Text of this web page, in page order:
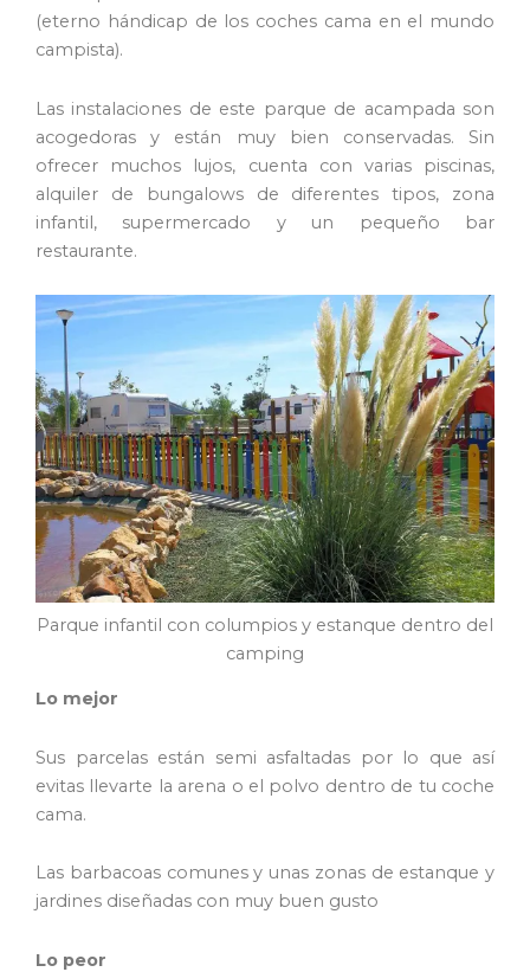
(eterno hándicap de los coches cama en el mundo
campista).
Las instalaciones de este parque de acampada son
acogedoras y están muy bien conservadas. Sin
ofrecer muchos lujos, cuenta con varias piscinas,
alquiler de bungalows de diferentes tipos, zona
infantil, supermercado y un pequeño bar
restaurante.
Parque infantil con columpios y estanque dentro del
camping
Lo mejor
Sus parcelas están semi asfaltadas por lo que así
evitas llevarte la arena o el polvo dentro de tu coche
cama.
Las barbacoas comunes y unas zonas de estanque y
jardines diseñadas con muy buen gusto
Lo peor